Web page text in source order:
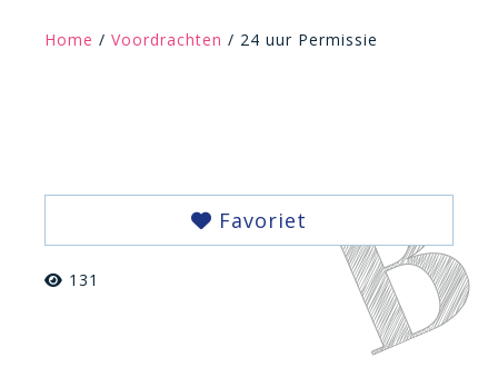
Home / Voordrachten / 24 uur Permissie
Favoriet
131